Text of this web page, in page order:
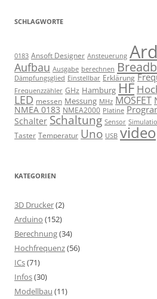
SCHLAGWORTE
0183 Ansoft Designer Ansteuerung
Aufbau Ausgabe berechnen
Dämpfungsglied Einstellbar Erklärung
Frequenzzähler GHz Hamburg HF
LED messen Messung MHz MOSFET
NMEA 0183 NMEA2000 Platine
Schalter Schaltung Sensor
Taster Temperatur Uno USB video
KATEGORIEN
3D Drucker(2)
Arduino (152)
Berechnung(34)
Hochfrequenz(56)
ICs(71)
Infos(30)
Modellbau (11)